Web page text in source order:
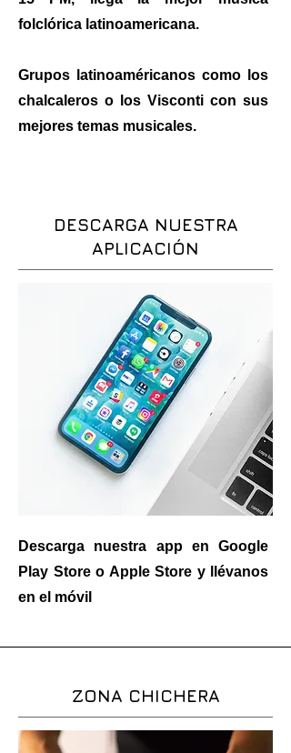
folclórica latinoamericana.
Grupos latinoaméricanos como los
chalcaleros o los Visconti con sus
mejores temas musicales.
DESCARGA NUESTRA
APLICACIÓN
Descarga nuestra app en Google
Play Store o Apple Store y llévanos
en el móvil
ZONA CHICHERA